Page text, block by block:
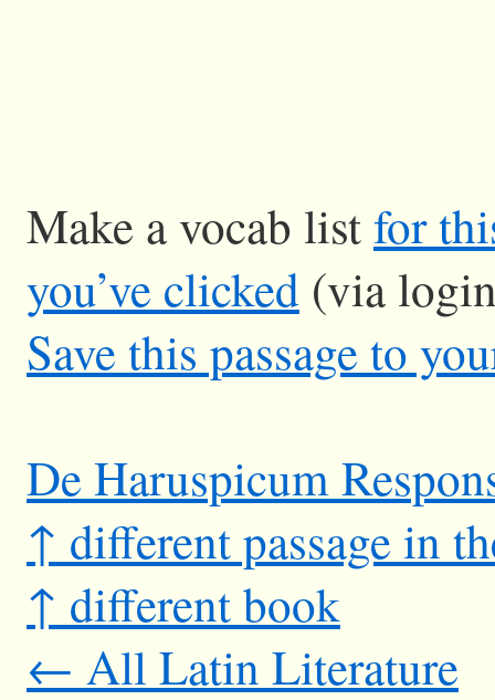
Make a vocab listfor
you’ve clicked (via
Save this passage to
De Haruspicum
↑ different passage in
↑ different book
← All Latin Literature